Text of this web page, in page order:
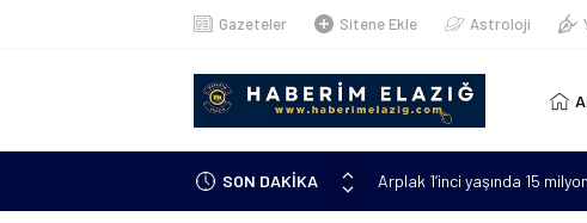
Gazeteler Sitene Ekle Astroloji
SON DAKİKA
Arplak 1’inci yaşında 15
Elazığ’da çöp